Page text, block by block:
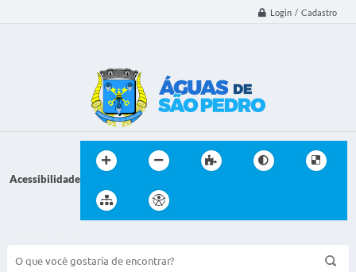
Login / Cadastro
Acessibilidade